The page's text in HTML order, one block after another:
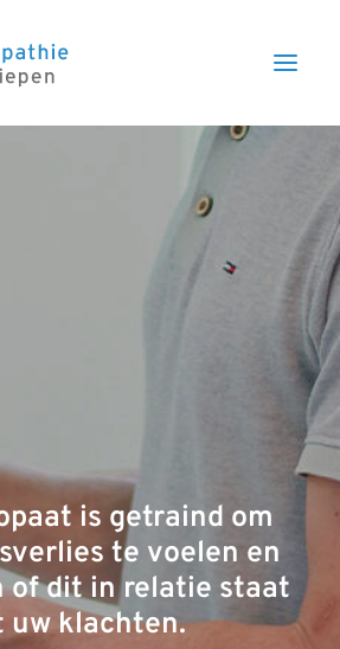
is getraind om
te voelen en
of dit in relatie staat
uw klachten.